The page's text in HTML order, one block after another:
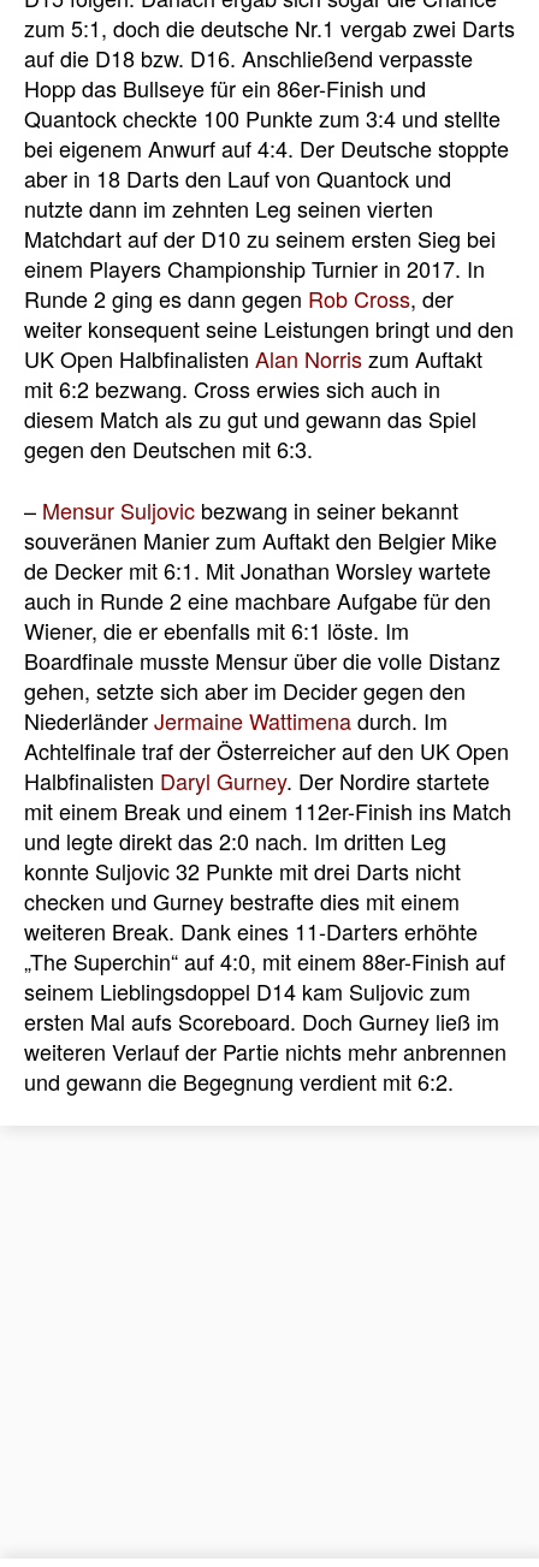
zum 5:1, doch die deutsche Nr.1 vergab zwei Darts
auf die D18 bzw. D16. Anschließend verpasste
Hopp das Bullseye für ein 86er-Finish und
Quantock checkte 100 Punkte zum 3:4 und stellte
bei eigenem Anwurf auf 4:4. Der Deutsche stoppte
aber in 18 Darts den Lauf von Quantock und
nutzte dann im zehnten Leg seinen vierten
Matchdart auf der D10 zu seinem ersten Sieg bei
einem Players Championship Turnier in 2017. In
Runde 2 ging es dann gegen Rob Cross, der
weiter konsequent seine Leistungen bringt und den
UK Open Halbfinalisten Alan Norriszum Auftakt
mit 6:2 bezwang. Cross erwies sich auch in
diesem Match als zu gut und gewann das Spiel
gegen den Deutschen mit 6:3.
– Mensur Suljovic bezwang in seiner bekannt
souveränen Manier zum Auftakt den Belgier Mike
de Decker mit 6:1. Mit Jonathan Worsley wartete
auch in Runde 2 eine machbare Aufgabe für den
Wiener, die er ebenfalls mit 6:1 löste. Im
Boardfinale musste Mensur über die volle Distanz
gehen, setzte sich aber im Decider gegen den
NiederländerJermaine Wattimenadurch. Im
Achtelfinale traf der Österreicher auf den UK Open
Halbfinalisten Daryl Gurney. Der Nordire startete
mit einem Break und einem 112er-Finish ins Match
und legte direkt das 2:0 nach. Im dritten Leg
konnte Suljovic 32 Punkte mit drei Darts nicht
checken und Gurney bestrafte dies mit einem
weiteren Break. Dank eines 11-Darters erhöhte
„The Superchin“ auf 4:0, mit einem 88er-Finish auf
seinem Lieblingsdoppel D14 kam Suljovic zum
ersten Mal aufs Scoreboard. Doch Gurney ließ im
weiteren Verlauf der Partie nichts mehr anbrennen
und gewann die Begegnung verdient mit 6:2.